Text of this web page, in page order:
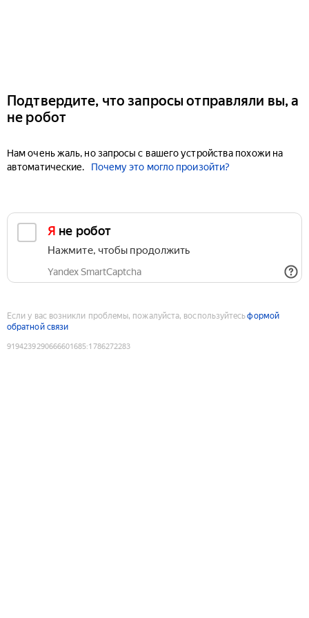
Подтвердите, что запросы отправляли вы, а
не робот
Нам очень жаль, но запросы с вашего устройства похожи на
автоматические.
Почему это могло произойти?
Я не робот
Нажмите, чтобы продолжить
Yandex SmartCaptcha
Если у вас возникли проблемы, пожалуйста, воспользуйтесьформой
обратной связи
9194239290666601685:1786272283